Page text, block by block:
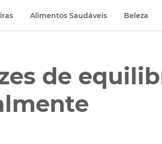
de
Alimentos Saudáveis Beleza